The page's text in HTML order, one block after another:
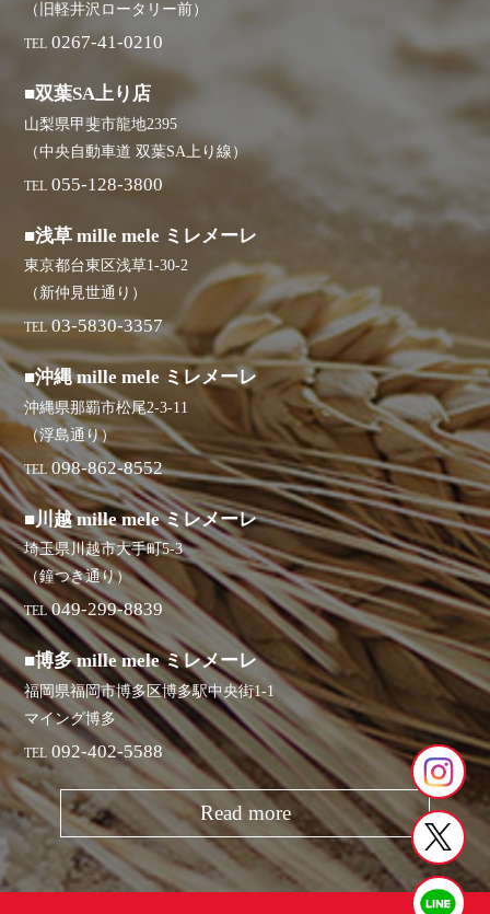
（旧軽井沢ロータリー前）
TEL 0267-41-0210
■双葉SA上り店
山梨県甲斐市龍地2395
（中央自動車道 双葉SA上り線）
TEL 055-128-3800
■浅草 mille mele ミレメーレ
東京都台東区浅草1-30-2
（新仲見世通り）
TEL 03-5830-3357
■沖縄 mille mele ミレメーレ
沖縄県那覇市松尾2-3-11
（浮島通り）
TEL 098-862-8552
■川越 mille mele ミレメーレ
埼玉県川越市大手町5-3
（鐘つき通り）
TEL 049-299-8839
■博多 mille mele ミレメーレ
福岡県福岡市博多区博多駅中央街1-1
マイング博多
TEL 092-402-5588
Read more